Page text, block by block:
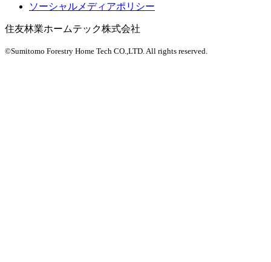
ソーシャルメディアポリシー
住友林業ホームテック株式会社
©Sumitomo Forestry Home Tech CO.,LTD.All rights reserved.